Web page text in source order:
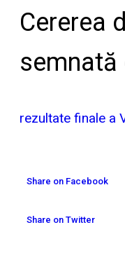
Cererea
semnată
rezultate finale a
Share on Facebook
Share on Twitter